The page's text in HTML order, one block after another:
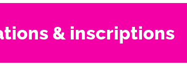
& inscriptions